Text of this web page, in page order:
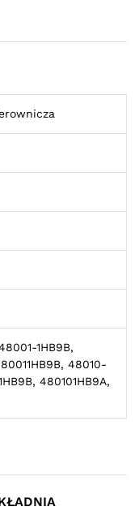
1HB9B,
48010-
480101HB9A,